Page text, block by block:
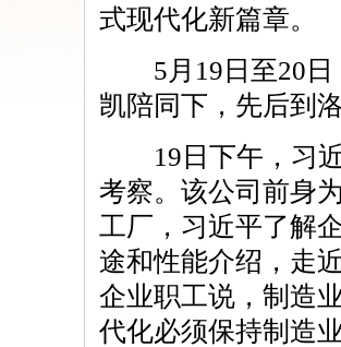
式现代化新篇章。
5月19日至20日
凯陪同下，先后到
19日下午，习近
考察。该公司前身
工厂，习近平了解
途和性能介绍，走
企业职工说，制造
代化必须保持制造